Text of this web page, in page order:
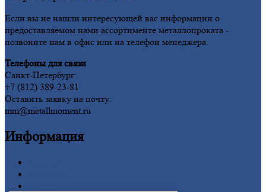
Если вы не нашли интересующей вас информации о
предоставляемом нами ассортименте металлопроката -
позвоните нам в офис или на телефон менеджера.
Телефоны для связи
Санкт-Петербург:
+7 (812) 389-23-81
Оставить заявку на почту:
mm@metallmoment.ru
Информация